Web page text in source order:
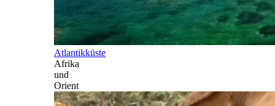
Atlantikküste
Afrika
und
Orient